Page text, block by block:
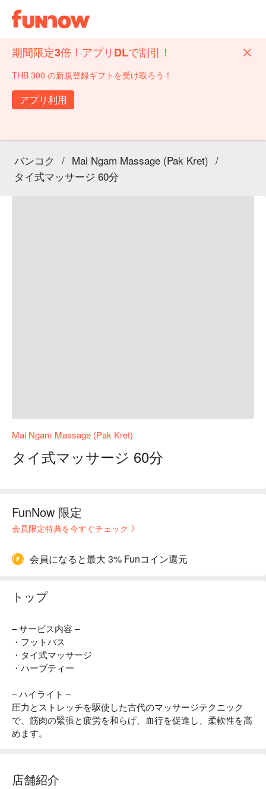
期間限定3倍！アプリDLで割引！
THB 300 の新規登録ギフトを受け取ろう！
アプリ利用
バンコク / Mai Ngam Massage (Pak Kret) /
タイ式マッサージ 60分
Mai Ngam Massage (Pak Kret)
タイ式マッサージ 60分
FunNow 限定
会員限定特典を今すぐチェック
会員になると最大 3% Funコイン還元
トップ
– サービス内容 –
・フットバス
・タイ式マッサージ
・ハーブティー
– ハイライト –
圧力とストレッチを駆使した古代のマッサージテクニック
で、筋肉の緊張と疲労を和らげ、血行を促進し、柔軟性を高
めます。
店舗紹介